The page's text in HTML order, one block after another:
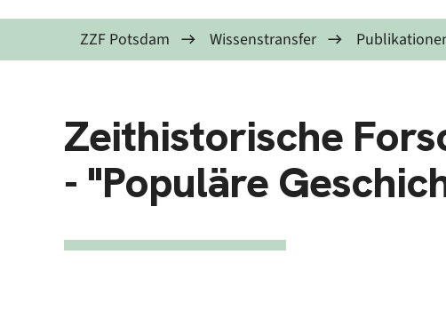
ZZF Potsdam Wissenstransfer
Zeithistorische
- "Populäre